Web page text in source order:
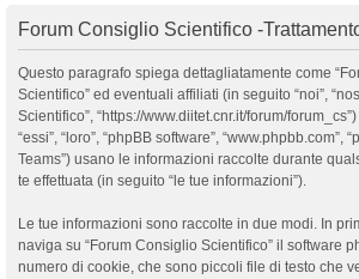
Forum Consiglio Scientifico -
Questo paragrafo spiega dettagliatamente come
Scientifico” ed eventuali affiliati (in seguito “noi”,
Scientifico”, “https://www.diitet.cnr.it/forum/
“essi”, “loro”, “phpBB software”, “www.phpbb.com”,
Teams”) usano le informazioni raccolte durante
te effettuata (in seguito “le tue informazioni”).
Le tue informazioni sono raccolte in due modi. In
naviga su “Forum Consiglio Scientifico” il software
numero di cookie, che sono piccoli file di testo che